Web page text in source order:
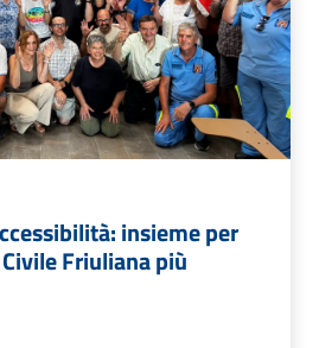
insieme per
Friuliana più